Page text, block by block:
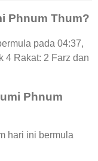
Phnum Thum?
pada 04:37,
4 Rakat: 2 Farz dan
Phnum
hari ini bermula